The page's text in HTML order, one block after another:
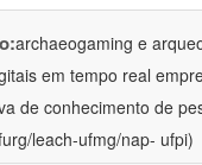
archaeogaming e
em tempo real
de conhecimento de
leach-ufmg/nap- ufpi)